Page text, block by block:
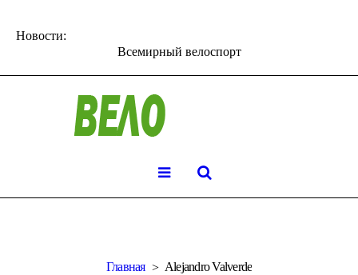
Новости:
Всемирный велоспорт
Главная Alejandro Valverde